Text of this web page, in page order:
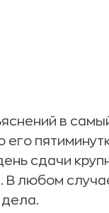
в
сдачи
любом
дела.